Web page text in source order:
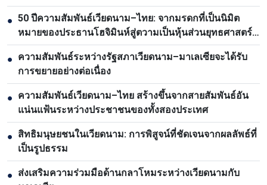
● 50 ปีความสัมพันธ์เวียดนาม–ไทย: จากมรดกที่เป็นนิมิต
หมายของประธานโฮจิมินห์สู่ตวามเป็นหุ้นส่วนยุทธศาสตร์
รอบด้าน
● ความสัมพันธ์ระหว่างรัฐสภาเวียดนาม–มาเลเซียจะได้รับ
การขยายอย่างต่อเนื่อง
● ความสัมพันธ์เวียดนาม–ไทย สร้างขึ้นจากสายสัมพันธ์อัน
แน่นแฟ้นระหว่างประชาชนของทั้งสองประเทศ
● สิทธิมนุษยชนในเวียดนาม: การพิสูจน์ที่ชัดเจนจากผลลัพธ์ที่
เป็นรูปธรรม
● ส่งเสริมความร่วมมือด้านกลาโหมระหว่างเวียดนามกับ